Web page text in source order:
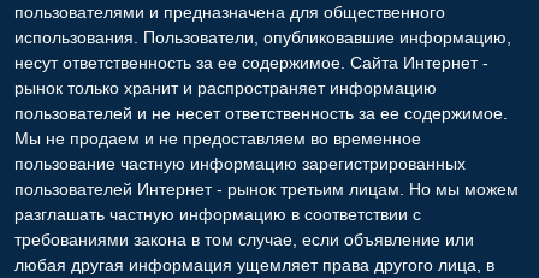
пользователями и предназначена для общественного
использования. Пользователи, опубликовавшие информацию,
несут ответственность за ее содержимое. Сайта Интернет -
рынок только хранит и распространяет информацию
пользователей и не несет ответственность за ее содержимое.
Мы не продаем и не предоставляем во временное
пользование частную информацию зарегистрированных
пользователей Интернет - рынок третьим лицам. Но мы можем
разглашать частную информацию в соответствии с
требованиями закона в том случае, если объявление или
любая другая информация ущемляет права другого лица, в